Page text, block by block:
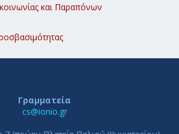
και Παραπόνων
Γραμματεία
cs@ionio.gr